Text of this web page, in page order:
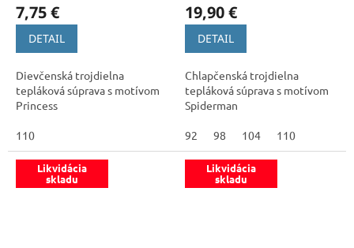
7,75 €
DETAIL
Dievčenská trojdielna
tepláková súprava s motívom
Princess
110
19,90 €
DETAIL
Chlapčenská trojdielna
tepláková súprava s motívom
Spiderman
92 98 104 110
Likvidácia
skladu
Likvidácia
skladu